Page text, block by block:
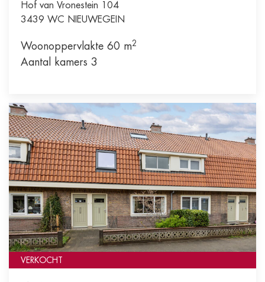
Hof van Vronestein 104
3439 WC NIEUWEGEIN
Woonoppervlakte 60 m2
Aantal kamers 3
VERKOCHT